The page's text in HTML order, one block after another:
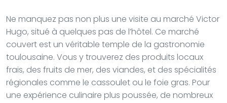
Ne manquez pas non plus une visite au marché Victor
Hugo, situé à quelques pas de l’hôtel. Ce marché
couvert est un véritable temple de la gastronomie
toulousaine. Vous y trouverez des produits locaux
frais, des fruits de mer, des viandes, et des spécialités
régionales comme le cassoulet ou le foie gras. Pour
une expérience culinaire plus poussée, de nombreux